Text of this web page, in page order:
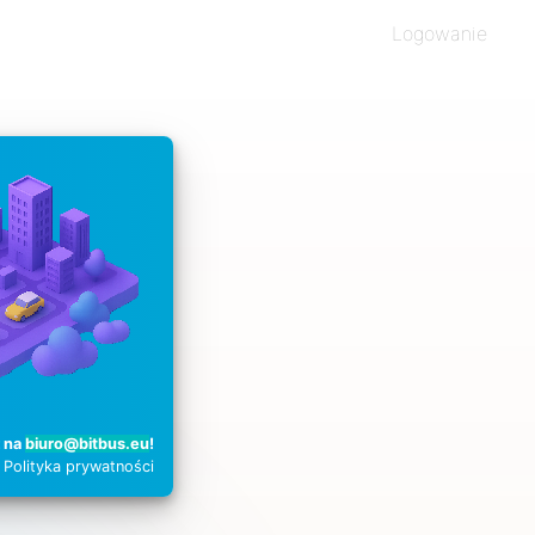
Logowanie
nabiuro@bitbus.eu!
Polityka prywatności